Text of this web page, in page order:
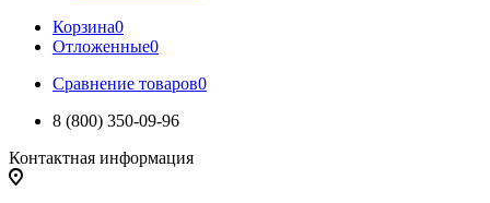
Корзина0
Отложенные0
Сравнение товаров0
8 (800) 350-09-96
Контактная информация